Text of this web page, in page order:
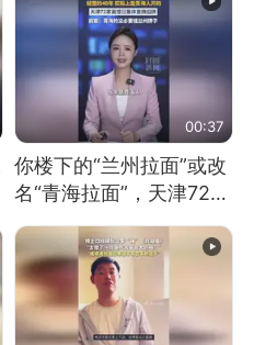
00:37
你楼下的“兰州拉面”或改
名“青海拉面”，天津72家
面馆已集体更换招牌